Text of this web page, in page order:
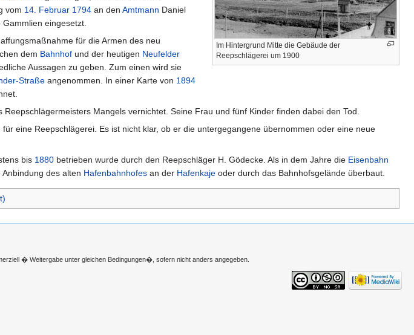
Im Hintergrund Mitte die Gebäude der
Reepschlägerei um 1900
vom 14. Februar 1794 an den Amtmann Daniel
eingesetzt.
für die Armen des neu
dem Bahnhof und der heutigen Neufelder
Aussagen zu geben. Zum einen wird sie
Straße angenommen. In einer Karte von 1894
Mangels vernichtet. Seine Frau und fünf Kinder finden dabei den Tod.
eine Reepschlägerei. Es ist nicht klar, ob er die untergegangene übernommen oder eine neue
bis 1880 betrieben wurde durch den Reepschläger H. Gödecke. Als in dem Jahre die Eisenbahn
des alten Hafenbahnhofes an der Hafenkaje oder durch das Bahnhofsgelände überbaut.
� Weitergabe unter gleichen Bedingungen�, sofern nicht anders angegeben.